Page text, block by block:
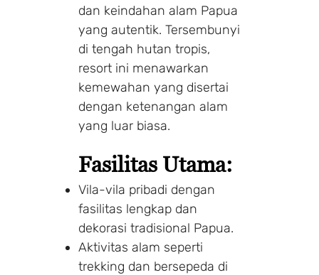
dan keindahan alam Papua
yang autentik. Tersembunyi
di tengah hutan tropis,
resort ini menawarkan
kemewahan yang disertai
dengan ketenangan alam
yang luar biasa.
Fasilitas Utama:
Vila-vila pribadi dengan
fasilitas lengkap dan
dekorasi tradisional Papua.
Aktivitas alam seperti
trekking dan bersepeda di